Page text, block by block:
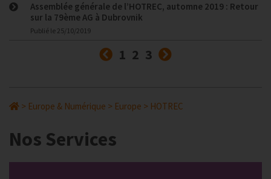
Assemblée générale de l’HOTREC, automne 2019 : Retour
sur la 79ème AG à Dubrovnik
Publié le 25/10/2019
Précédent
1 2 3
> Europe & Numérique > Europe > HOTREC
Nos Services